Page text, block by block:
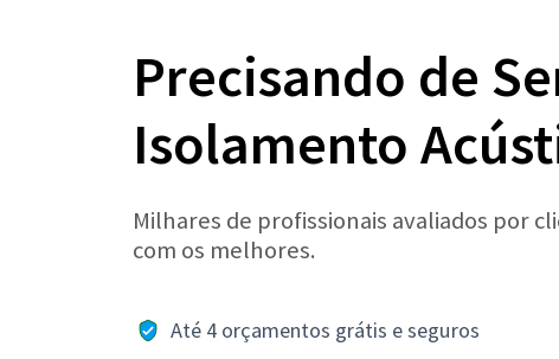
Precisando de
Isolamento
Milhares de profissionais avaliados por
com os melhores.
Até 4 orçamentos grátis e seguros